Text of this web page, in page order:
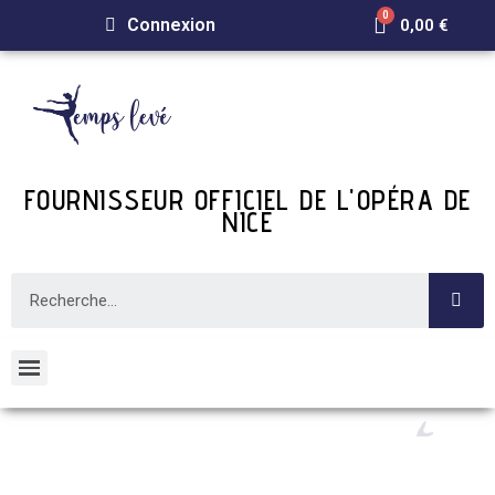
Connexion 0,00 €
FOURNISSEUR OFFICIEL DE L'OPÉRA DE
NICE